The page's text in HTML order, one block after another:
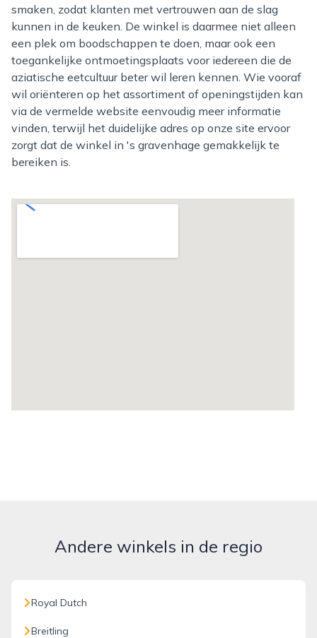
smaken, zodat klanten met vertrouwen aan de slag
kunnen in de keuken. De winkel is daarmee niet alleen
een plek om boodschappen te doen, maar ook een
toegankelijke ontmoetingsplaats voor iedereen die de
aziatische eetcultuur beter wil leren kennen. Wie vooraf
wil oriënteren op het assortiment of openingstijden kan
via de vermelde website eenvoudig meer informatie
vinden, terwijl het duidelijke adres op onze site ervoor
zorgt dat de winkel in 's gravenhage gemakkelijk te
bereiken is.
Andere winkels in de regio
Royal Dutch
Breitling